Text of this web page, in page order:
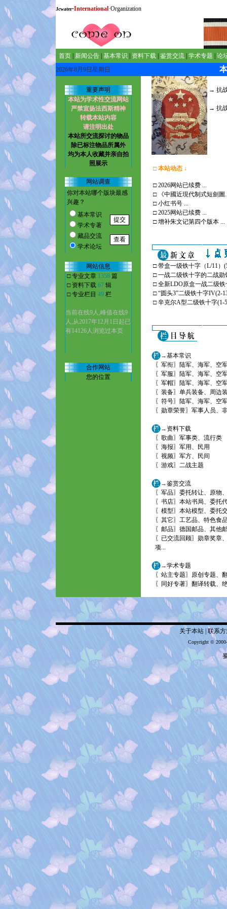
Jcwater·International·Organization
首页 新闻公告 基本常识 资料下载 鉴赏交流 学术专题
论
2026年8月9日星期日
重要声明
本站为学术性交流网站
严禁宣扬法西斯精神
转载本站内容
请注明出处
本站所交流探讨的物品
除已标注物品所属外
均为本人收藏并亲自拍
照展示
网站调查
你对本站哪个版块最感
兴趣？
基本常识
学术专著
藏品交流
学术论坛
网站信息
□ 专业文章 1358 篇
□ 资料下载 67 辑
□ 专业栏目 49 栏
当前在线9人,峰值在线9
人,从2017年12月1日起已
有14126人浏览过本页
合作网站
您的位置
→ 抗
→ 抗
□本站动态↓
□2026网站已续费 ...
□
《中國近現代制式短劍圖
□小红书号 ...
□2025网站已续费 ...
□增补朱文记第四个版本 ...
□带盒一级铁十字（L/11）
□一战二级铁十字的二战勋
□全新LDO原盒一战二级铁
□“圆头3”二级铁十字IV(2-
□辛克尔A型二级铁十字(1-
→基本常识
〖 军衔〗 陆军、 海军、
空
〖 军服〗 陆军、 海军、
空
〖 军帽〗 陆军、 海军、
空
〖 装备〗 单兵装备、
周边
〖 符号〗 陆军、 海军、
空
〖 勋章荣誉〗 军事人员、
→ 资料下载
〖 歌曲〗 军事类、 流行类
〖 海报〗 军用 、
民用
〖 视频〗 军方、
民间
〖 游戏〗 二战主题
→鉴赏交流
〖 军品〗 委托转让、 原物
〖 书店〗 本站书局、 委托
〖 模型〗 本站模型、 委托
〖 其它〗 工艺品、 特色食
〖 邮品〗 德国邮品、 其他
〖 已交流回顾〗 勋章奖章
项...
→学术专题
〖 站主专题〗 原创专题、
〖
同好专著〗 翻译转载、
关于本站 联系
Copyright ©